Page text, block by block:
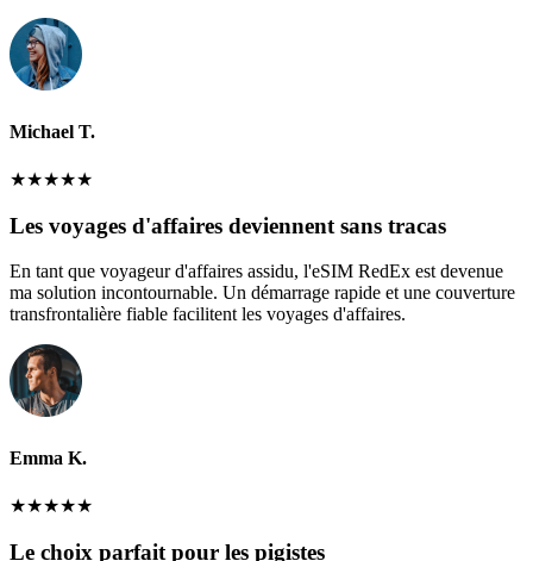
Michael T.
★★★★★
Les voyages d'affaires deviennent sans tracas
En tant que voyageur d'affaires assidu, l'eSIM RedEx est devenue
ma solution incontournable. Un démarrage rapide et une couverture
transfrontalière fiable facilitent les voyages d'affaires.
Emma K.
★★★★★
Le choix parfait pour les pigistes